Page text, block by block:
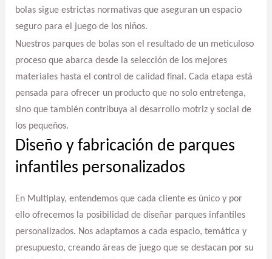
bolas sigue estrictas normativas que aseguran un espacio
seguro para el juego de los niños.
Nuestros parques de bolas son el resultado de un meticuloso
proceso que abarca desde la selección de los mejores
materiales hasta el control de calidad final. Cada etapa está
pensada para ofrecer un producto que no solo entretenga,
sino que también contribuya al desarrollo motriz y social de
los pequeños.
Diseño y fabricación de parques
infantiles personalizados
En Multiplay, entendemos que cada cliente es único y por
ello ofrecemos la posibilidad de diseñar parques infantiles
personalizados. Nos adaptamos a cada espacio, temática y
presupuesto, creando áreas de juego que se destacan por su